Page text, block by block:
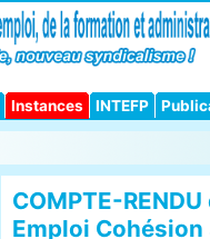
Instances INTEFP
COMPTE-
Emploi